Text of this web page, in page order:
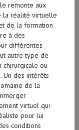
remonte aux
la réalité virtuelle
de la formation
à des
différentes
autre type de
chirurgicale ou
des intérêts
de la
virtuel qui
pour lui
conditions